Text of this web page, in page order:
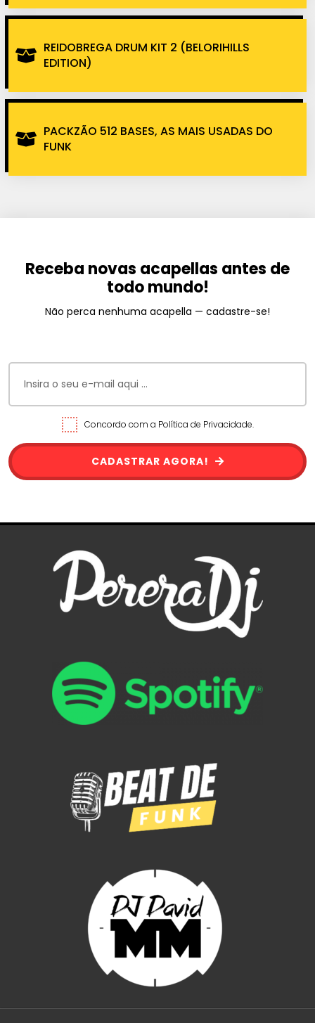
REIDOBREGA DRUM KIT 2 (BELORIHILLS
EDITION)
PACKZÃO 512 BASES, AS MAIS USADAS DO
FUNK
Receba novas acapellas antes de
todo mundo!
Não perca nenhuma acapella — cadastre-se!
Concordo com a Política de Privacidade.
CADASTRAR AGORA!